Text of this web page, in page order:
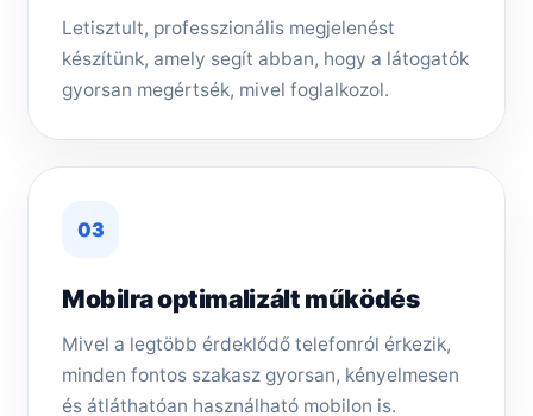
Letisztult, professzionális megjelenést
készítünk, amely segít abban, hogy a látogatók
gyorsan megértsék, mivel foglalkozol.
03
Mobilra optimalizált működés
Mivel a legtöbb érdeklődő telefonról érkezik,
minden fontos szakasz gyorsan, kényelmesen
és átláthatóan használható mobilon is.